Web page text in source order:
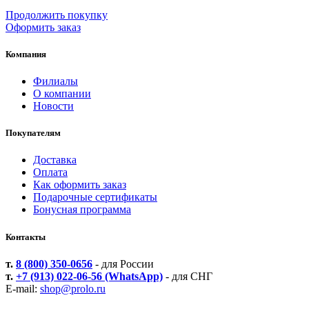
Продолжить покупку
Оформить заказ
Компания
Филиалы
О компании
Новости
Покупателям
Доставка
Оплата
Как оформить заказ
Подарочные сертификаты
Бонусная программа
Контакты
т. 8 (800) 350-0656 - для России
т. +7 (913) 022-06-56 (WhatsApp) - для СНГ
E-mail: shop@prolo.ru